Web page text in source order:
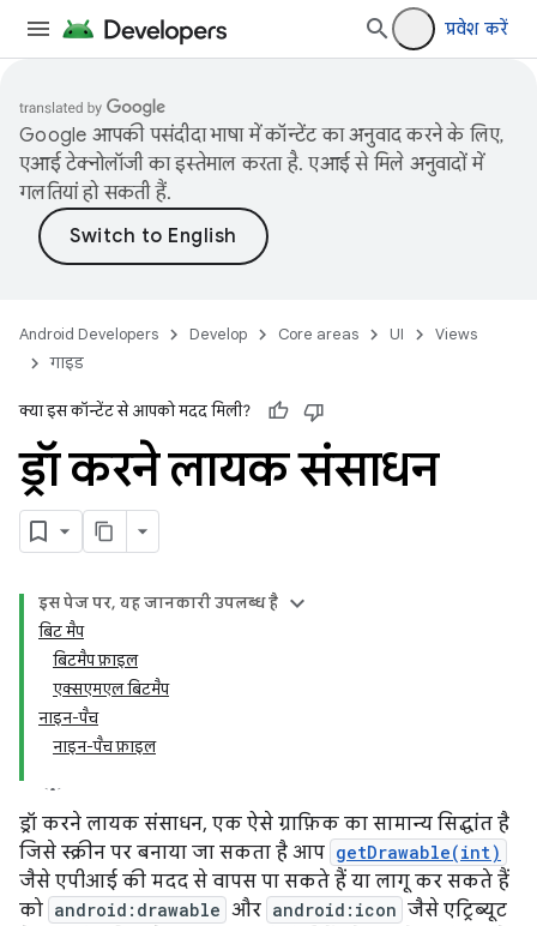
प्रवेश करें
Google आपकी पसंदीदा भाषा में कॉन्टेंट का अनुवाद करने के लिए,
एआई टेक्नोलॉजी का इस्तेमाल करता है. एआई से मिले अनुवादों में
गलतियां हो सकती हैं.
Android Developers Develop Core areas UI
Views
गाइड
क्या इस कॉन्टेंट से आपको मदद मिली?
ड्रॉ करने लायक संसाधन
इस पेज पर, यह जानकारी उपलब्ध है
बिट मैप
बिटमैप फ़ाइल
एक्सएमएल बिटमैप
नाइन-पैच
नाइन-पैच फ़ाइल
ड्रॉ करने लायक संसाधन, एक ऐसे ग्राफ़िक का सामान्य सिद्धांत है
जिसे स्क्रीन पर बनाया जा सकता है आप getDrawable(int)
जैसे एपीआई की मदद से वापस पा सकते हैं या लागू कर सकते हैं
को android:drawable और android:icon जैसे एट्रिब्यूट